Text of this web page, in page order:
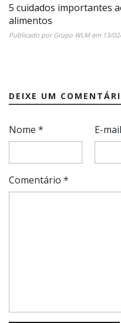
5 cuidados importantes
alimentos
Publicado porGrupo WLMem 13/
DEIXE UM
Nome * E-
Comentário *